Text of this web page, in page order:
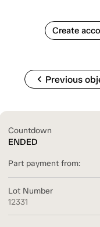
Create
chevron_left Previous
Countdown
ENDED
Part payment from:
Lot Number
12331